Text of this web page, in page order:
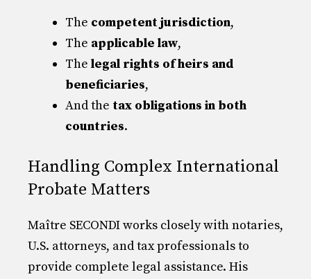
The competent jurisdiction,
The applicable law,
The legal rights of heirs and
beneficiaries,
And the tax obligations in both
countries.
Handling Complex International
Probate Matters
Maître SECONDI works closely with notaries,
U.S. attorneys, and tax professionals to
provide complete legal assistance. His